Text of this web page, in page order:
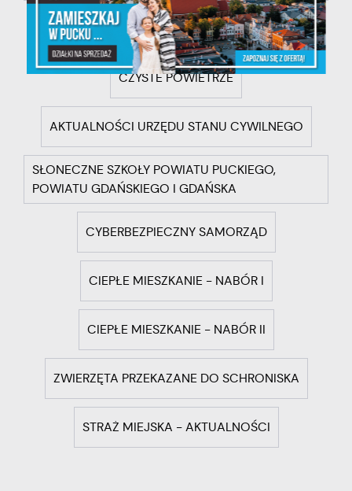
GRANTY PPGR UMIEM PŁYWAĆ
CZYSTE POWIETRZE
AKTUALNOŚCI URZĘDU STANU CYWILNEGO
SŁONECZNE SZKOŁY POWIATU PUCKIEGO,
POWIATU GDAŃSKIEGO I GDAŃSKA
CYBERBEZPIECZNY SAMORZĄD
CIEPŁE MIESZKANIE - NABÓR I
CIEPŁE MIESZKANIE - NABÓR II
ZWIERZĘTA PRZEKAZANE DO SCHRONISKA
STRAŻ MIEJSKA - AKTUALNOŚCI